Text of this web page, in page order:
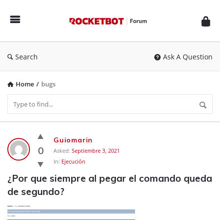
Forum
Search Ask A Question
Home / bugs
Rocketbot
Forum
Latest
Questions
0
Guiomarin
Asked: Septiembre 3, 2021
In: Ejecución
¿Por que siempre al pegar el comando queda
de segundo?